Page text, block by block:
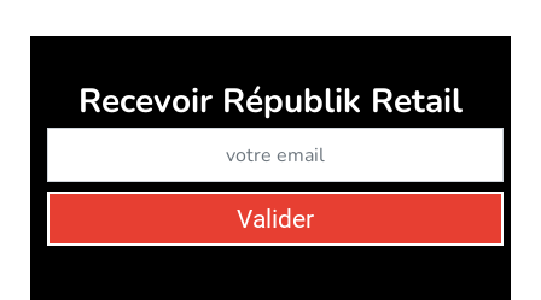
Recevoir Républik Retail
Valider